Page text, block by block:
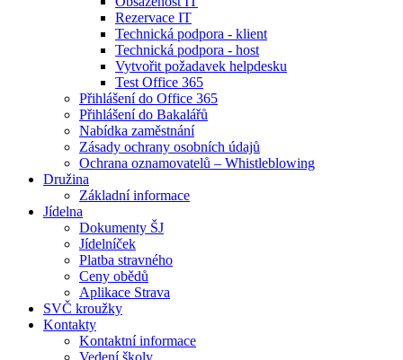
Rezervace IT
Technická podpora - klient
Technická podpora - host
Vytvořit požadavek helpdesku
Test Office 365
Přihlášení do Office 365
Přihlášení do Bakalářů
Nabídka zaměstnání
Zásady ochrany osobních údajů
Ochrana oznamovatelů – Whistleblowing
Družina
Základní informace
Jídelna
Dokumenty ŠJ
Jídelníček
Platba stravného
Ceny obědů
Aplikace Strava
SVČ kroužky
Kontakty
Kontaktní informace
Vedení školy